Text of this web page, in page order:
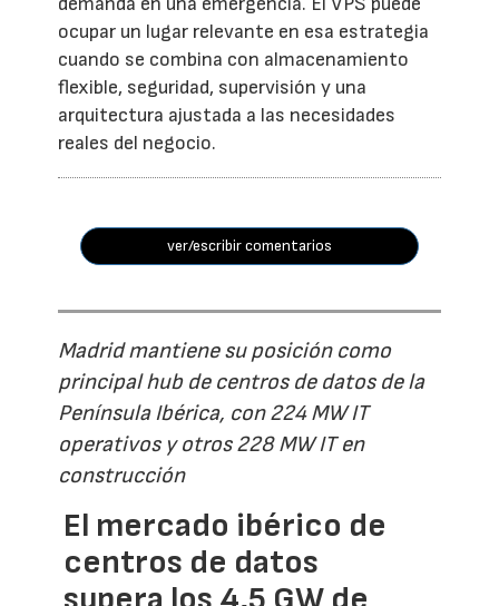
ocupar un lugar relevante en esa estrategia
cuando se combina con almacenamiento
flexible, seguridad, supervisión y una
arquitectura ajustada a las necesidades
reales del negocio.
ver/escribir comentarios
Madrid mantiene su posición como
principal hub de centros de datos de la
Península Ibérica, con 224 MW IT
operativos y otros 228 MW IT en
construcción
El mercado ibérico de
centros de datos